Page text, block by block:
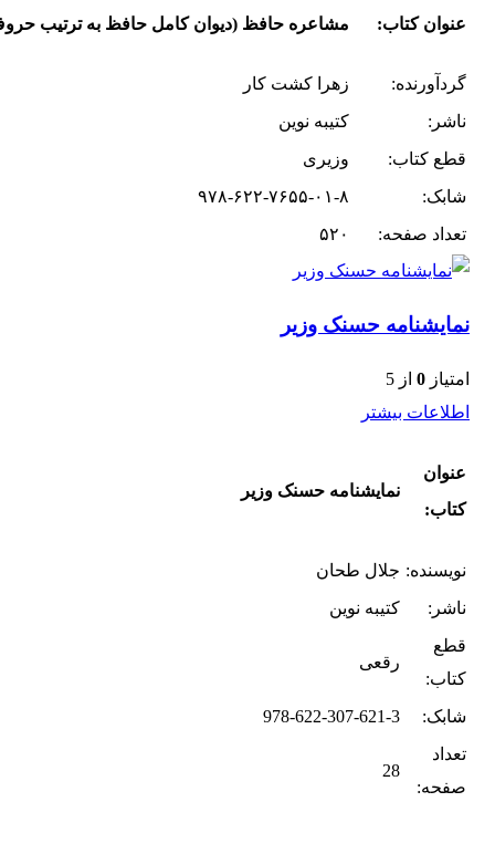
عنوان کتاب: مشاعره حافظ (دیوان کامل حافظ به ترتیب
گردآورنده:
زهرا کشت کار
ناشر:
کتیبه نوین
قطع کتاب:
وزیری
شابک:
۹۷۸-۶۲۲-۷۶۵۵-۰۱-۸
تعداد صفحه:
۵۲۰
نمایشنامه حسنک وزیر
امتیاز 0 از 5
اطلاعات بیشتر
عنوان
کتاب:
نمایشنامه حسنک وزیر
نویسنده: جلال طحان
ناشر:
کتیبه نوین
قطع
کتاب:
رقعی
شابک:
978-622-307-621-3
تعداد
صفحه:
28